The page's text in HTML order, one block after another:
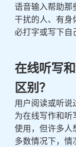
语音输入帮助那
干扰的人、有身
必打字或写下自
在线听写
区别？
用户阅读或听说
为在线写作和听
使用，但许多人
多数情况下，情